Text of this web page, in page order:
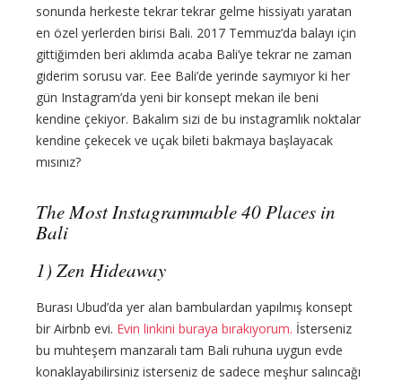
sonunda herkeste tekrar tekrar gelme hissiyatı yaratan
en özel yerlerden birisi Bali. 2017 Temmuz’da balayı için
gittiğimden beri aklımda acaba Bali’ye tekrar ne zaman
giderim sorusu var. Eee Bali’de yerinde saymıyor ki her
gün Instagram’da yeni bir konsept mekan ile beni
kendine çekiyor. Bakalım sizi de bu instagramlık noktalar
kendine çekecek ve uçak bileti bakmaya başlayacak
mısınız?
The Most Instagrammable 40 Places in
Bali
1) Zen Hideaway
Burası Ubud’da yer alan bambulardan yapılmış konsept
bir Airbnb evi. Evin linkini buraya bırakıyorum. İsterseniz
bu muhteşem manzaralı tam Bali ruhuna uygun evde
konaklayabilirsiniz isterseniz de sadece meşhur salıncağı